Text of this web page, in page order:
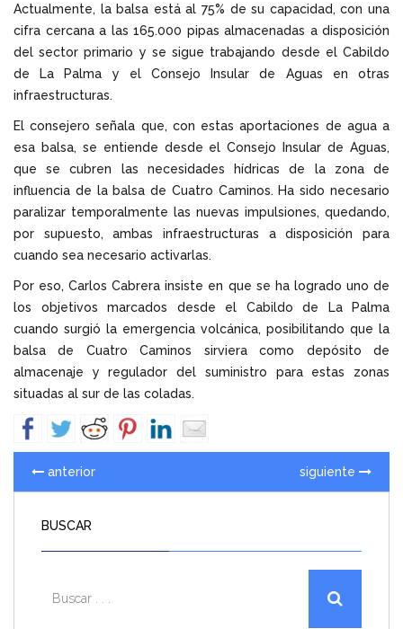
Actualmente, la balsa está al 75% de su capacidad, con una
cifra cercana a las 165.000 pipas almacenadas a disposición
del sector primario y se sigue trabajando desde el Cabildo
de La Palma y el Consejo Insular de Aguas en otras
infraestructuras.
El consejero señala que, con estas aportaciones de agua a
esa balsa, se entiende desde el Consejo Insular de Aguas,
que se cubren las necesidades hídricas de la zona de
influencia de la balsa de Cuatro Caminos. Ha sido necesario
paralizar temporalmente las nuevas impulsiones, quedando,
por supuesto, ambas infraestructuras a disposición para
cuando sea necesario activarlas.
Por eso, Carlos Cabrera insiste en que se ha logrado uno de
los objetivos marcados desde el Cabildo de La Palma
cuando surgió la emergencia volcánica, posibilitando que la
balsa de Cuatro Caminos sirviera como depósito de
almacenaje y regulador del suministro para estas zonas
situadas al sur de las coladas.
anterior siguiente
BUSCAR